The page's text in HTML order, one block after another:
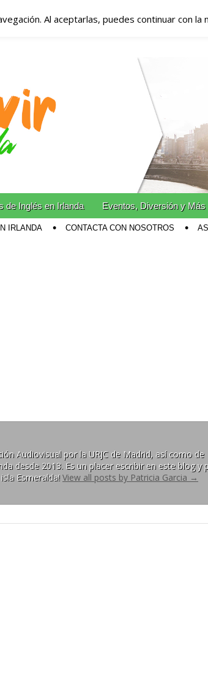
– Vivir
en Irlanda
Irlanda!
de Inglés en Irlanda Eventos, Diversión y Más
IRLANDA CONTACTA CON NOSOTROS
Audiovisual por la URJC de Madrid, así como de
desde 2013. Es un placer escribir en este blog y
Esmeralda! View all posts by Patricia Garcia →
Al aceptarlas, puedes continuar con